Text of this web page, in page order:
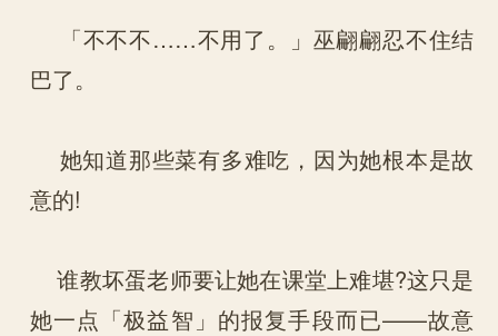
「不不不……不用了。」巫翩翩忍不住结
巴了。
她知道那些菜有多难吃，因为她根本是故
意的!
谁教坏蛋老师要让她在课堂上难堪?这只是
她一点「极益智」的报复手段而已——故意